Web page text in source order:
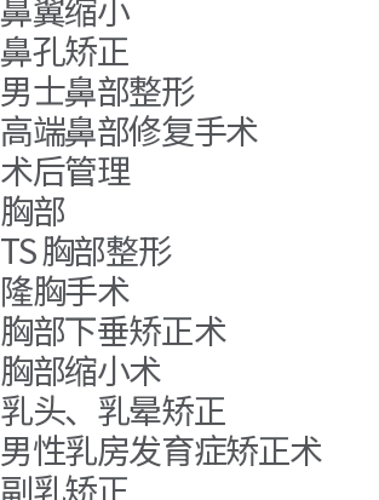
鼻翼缩小
鼻孔矫正
男士鼻部整形
高端鼻部修复手术
术后管理
胸部
TS 胸部整形
隆胸手术
胸部下垂矫正术
胸部缩小术
乳头、乳晕矫正
男性乳房发育症矫正术
副乳矫正